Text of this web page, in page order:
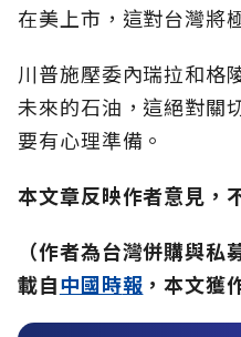
在美上市，這對台灣將
川普施壓委內瑞拉和格
未來的石油，這絕對關
要有心理準備。
本文章反映作者意見，
（作者為台灣併購與
載自中國時報 ，本文獲